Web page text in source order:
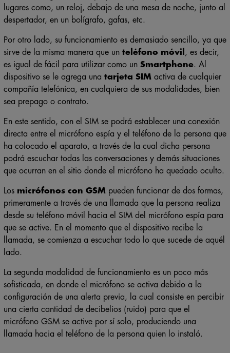
lugares como, un reloj, debajo de una mesa de noche, junto al
despertador, en un bolígrafo, gafas, etc.
Por otro lado, su funcionamiento es demasiado sencillo, ya que
sirve de la misma manera que un teléfono móvil , es decir,
es igual de fácil para utilizar como un Smartphone. Al
dispositivo se le agrega una tarjeta SIMactiva de cualquier
compañía telefónica, en cualquiera de sus modalidades, bien
sea prepago o contrato.
En este sentido, con el SIM se podrá establecer una conexión
directa entre el micrófono espía y el teléfono de la persona que
ha colocado el aparato, a través de la cual dicha persona
podrá escuchar todas las conversaciones y demás situaciones
que ocurran en el sitio donde el micrófono ha quedado oculto.
Los micrófonos con GSMpueden funcionar de dos formas,
primeramente a través de una llamada que la persona realiza
desde su teléfono móvil hacia el SIM del micrófono espía para
que se active. En el momento que el dispositivo recibe la
llamada, se comienza a escuchar todo lo que sucede de aquél
lado.
La segunda modalidad de funcionamiento es un poco más
sofisticada, en donde el micrófono se activa debido a la
configuración de una alerta previa, la cual consiste en percibir
una cierta cantidad de decibelios (ruido) para que el
micrófono GSM se active por sí solo, produciendo una
llamada hacia el teléfono de la persona quien lo instaló.